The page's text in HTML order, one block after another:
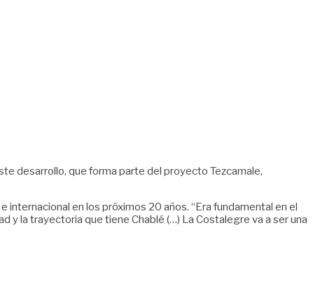
desarrollo, que forma parte del proyecto Tezcamale,
en los próximos 20 años. “Era fundamental en el
y la trayectoria que tiene Chablé (…) La Costalegre va a ser una